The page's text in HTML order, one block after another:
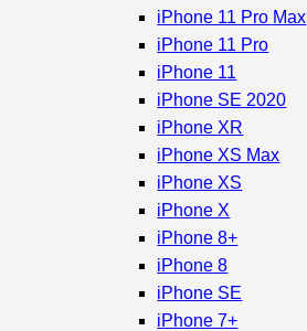
iPhone 11 Pro Max
iPhone 11 Pro
iPhone 11
iPhone SE 2020
iPhone XR
iPhone XS Max
iPhone XS
iPhone X
iPhone 8+
iPhone 8
iPhone SE
iPhone 7+